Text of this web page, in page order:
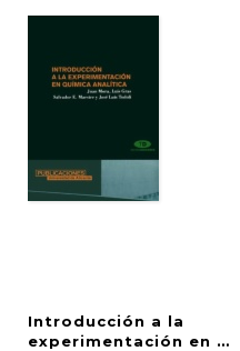
Introducción a la
experimentación en